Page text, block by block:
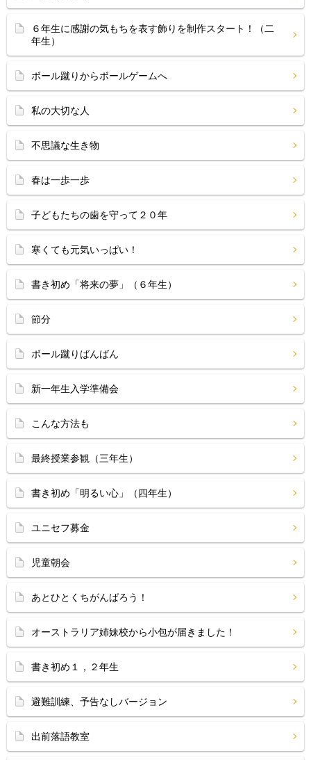
６年生に感謝の気もちを表す飾りを制作スタート！（二
年生）
ボール蹴りからボールゲームへ
私の大切な人
不思議な生き物
春は一歩一歩
子どもたちの歯を守って２０年
寒くても元気いっぱい！
書き初め「将来の夢」（６年生）
節分
ボール蹴りばんばん
新一年生入学準備会
こんな方法も
最終授業参観（三年生）
書き初め「明るい心」（四年生）
ユニセフ募金
児童朝会
あとひとくちがんばろう！
オーストラリア姉妹校から小包が届きました！
書き初め１，２年生
避難訓練、予告なしバージョン
出前落語教室